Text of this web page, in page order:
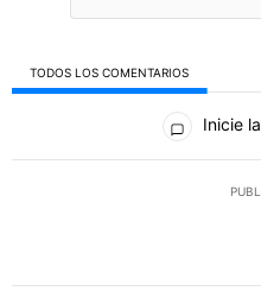
TODOS LOS COMENTARIOS
Todos los comentarios
Inicie